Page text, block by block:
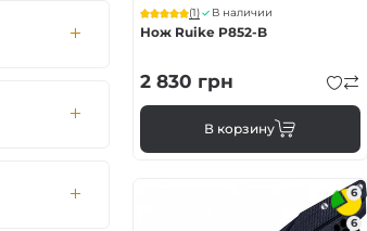
(1) В наличии
Нож Ruike P852-B
2 830 грн
В корзину
6
6